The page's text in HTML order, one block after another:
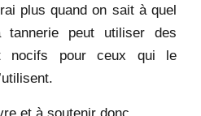
plus quand on sait à quel
peut utiliser des
nocifs pour ceux qui le
et à soutenir donc.